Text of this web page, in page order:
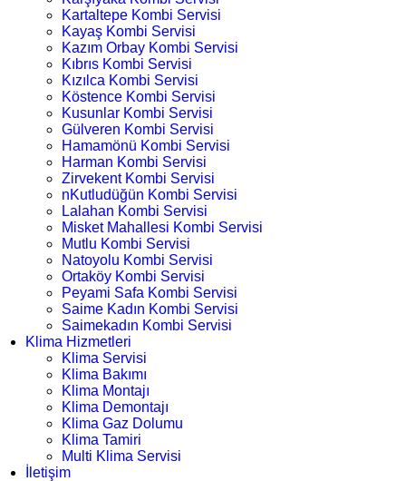
Kartaltepe Kombi Servisi
Kayaş Kombi Servisi
Kazım Orbay Kombi Servisi
Kıbrıs Kombi Servisi
Kızılca Kombi Servisi
Köstence Kombi Servisi
Kusunlar Kombi Servisi
Gülveren Kombi Servisi
Hamamönü Kombi Servisi
Harman Kombi Servisi
Zirvekent Kombi Servisi
nKutludüğün Kombi Servisi
Lalahan Kombi Servisi
Misket Mahallesi Kombi Servisi
Mutlu Kombi Servisi
Natoyolu Kombi Servisi
Ortaköy Kombi Servisi
Peyami Safa Kombi Servisi
Saime Kadın Kombi Servisi
Saimekadın Kombi Servisi
Klima Hizmetleri
Klima Servisi
Klima Bakımı
Klima Montajı
Klima Demontajı
Klima Gaz Dolumu
Klima Tamiri
Multi Klima Servisi
İletişim